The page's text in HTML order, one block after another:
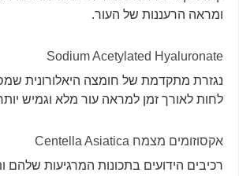
ומראה הרעננות של העור.
Sodium Acetylated Hyaluronate
נגזרת מתקדמת של חומצה היאלורונית
לחות לאורך זמן למראה עור מלא וגמיש
אקסוזומים מצמח Centella Asiatica
רכיבים הידועים בתכונות המרגיעות